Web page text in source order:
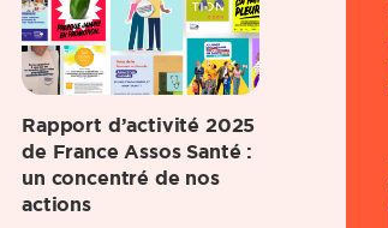
Rapport d’activité 2025
de France Assos Santé :
un concentré de nos
actions